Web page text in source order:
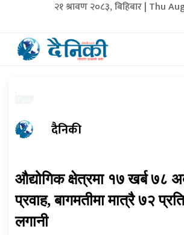
२१ श्रावण २०८३, बिहिबार | Thu
दैनिकी
औद्योगिक क्षेत्रमा १७ खर्ब ७८
प्रवाह, बागमतीमा मात्रै ७२
लगानी